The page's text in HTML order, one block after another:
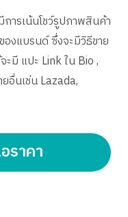
ารเน้นโชว์รูปภาพสินค้า
งแบรนด์ ซึ่งจะมีวิธีขาย
มี แปะ Link ใน Bio ,
อื่นเช่น Lazada,
ราคา